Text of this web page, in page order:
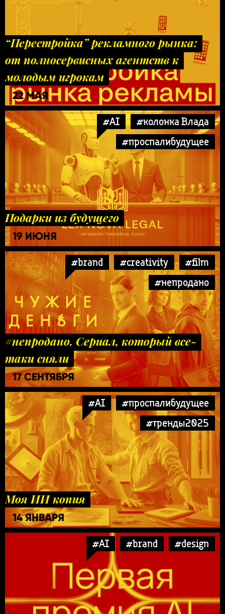
“Перестройка” рекламного рынка:
от полносервисных агентств к
молодым игрокам
22 МАЯ
#AI
#колонка Влада
#проспалибудущее
Подарки из будущего
19 ИЮНЯ
#brand #creativity
#film
#непродано
#непродано. Сериал, который все-
таки сняли
17 СЕНТЯБРЯ
#AI
#проспалибудущее
#тренды2025
Моя ИИ копия
14 ЯНВАРЯ
#AI #brand #design